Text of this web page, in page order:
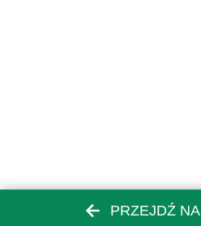
PRZEJDŹ NA